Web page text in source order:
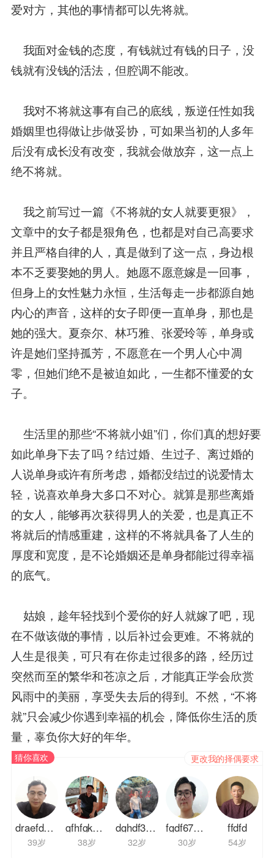
爱对方，其他的事情都可以先将就。
我面对金钱的态度，有钱就过有钱的日子，没
钱就有没钱的活法，但腔调不能改。
我对不将就这事有自己的底线，叛逆任性如我
婚姻里也得做让步做妥协，可如果当初的人多年
后没有成长没有改变，我就会做放弃，这一点上
绝不将就。
我之前写过一篇《不将就的女人就要更狠》，
文章中的女子都是狠角色，也都是对自己高要求
并且严格自律的人，真是做到了这一点，身边根
本不乏要娶她的男人。她愿不愿意嫁是一回事，
但身上的女性魅力永恒，生活每走一步都源自她
内心的声音，这样的女子即便一直单身，那也是
她的强大。夏奈尔、林巧雅、张爱玲等，单身或
许是她们坚持孤芳，不愿意在一个男人心中凋
零，但她们绝不是被迫如此，一生都不懂爱的女
子。
生活里的那些“不将就小姐”们，你们真的想好要
如此单身下去了吗？结过婚、生过子、离过婚的
人说单身或许有所考虑，婚都没结过的说爱情太
轻，说喜欢单身大多口不对心。就算是那些离婚
的女人，能够再次获得男人的关爱，也是真正不
将就后的情感重建，这样的不将就具备了人生的
厚度和宽度，是不论婚姻还是单身都能过得幸福
的底气。
姑娘，趁年轻找到个爱你的好人就嫁了吧，现
在不做该做的事情，以后补过会更难。不将就的
人生是很美，可只有在你走过很多的路，经历过
突然而至的繁华和苍凉之后，才能真正学会欣赏
风雨中的美丽，享受失去后的得到。不然，“不将
就”只会减少你遇到幸福的机会，降低你生活的质
量，辜负你大好的年华。
猜你喜欢 更改我的择偶要求
draefdsadc
39岁
gfhfgk678
38岁
dghdf34534
32岁
fgdf67323232
30岁
ffdfd
54岁